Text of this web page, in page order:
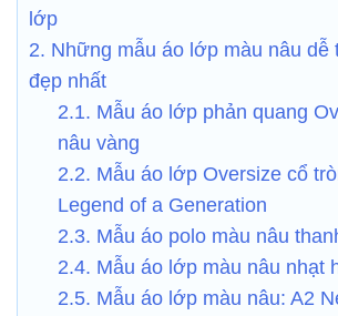
lớp
2. Những mẫu áo lớp màu nâu dễ
đẹp nhất
2.1. Mẫu áo lớp phản quang
nâu vàng
2.2. Mẫu áo lớp Oversize cổ
Legend of a Generation
2.3. Mẫu áo polo màu nâu
2.4. Mẫu áo lớp màu nâu nhạt
2.5. Mẫu áo lớp màu nâu: A2